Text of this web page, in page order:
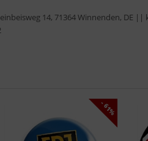
14, 71364 Winnenden, DE
- 61%